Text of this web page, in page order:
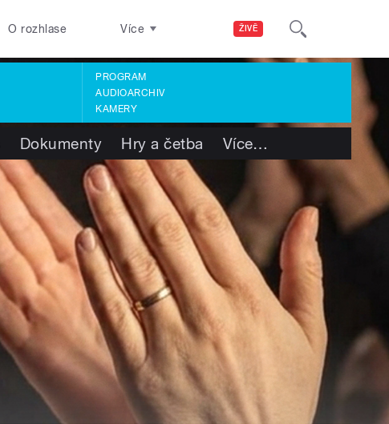
ŽIVĚ
O rozhlase Více
PROGRAM
AUDIOARCHIV
KAMERY
Dokumenty Hry a četba Více…